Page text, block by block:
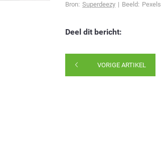
Bron: Superdeezy| Beeld: Pexels
Deel dit bericht:
VORIGE ARTIKEL